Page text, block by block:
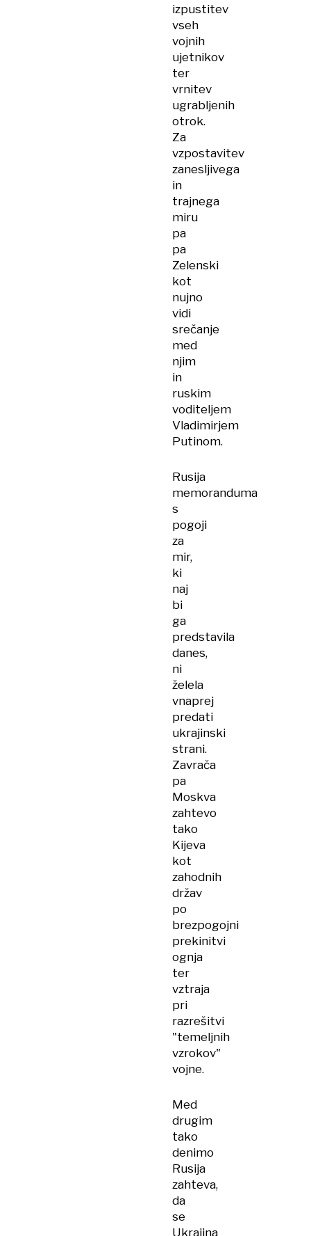
izpustitev
vseh
vojnih
ujetnikov
ter
vrnitev
ugrabljenih
otrok.
Za
vzpostavitev
zanesljivega
in
trajnega
miru
pa
pa
Zelenski
kot
nujno
vidi
srečanje
med
njim
in
ruskim
voditeljem
Vladimirjem
Putinom.
Rusija
memoranduma
s
pogoji
za
mir,
ki
naj
bi
ga
predstavila
danes,
ni
želela
vnaprej
predati
ukrajinski
strani.
Zavrača
pa
Moskva
zahtevo
tako
Kijeva
kot
zahodnih
držav
po
brezpogojni
prekinitvi
ognja
ter
vztraja
pri
razrešitvi
"temeljnih
vzrokov"
vojne.
Med
drugim
tako
denimo
Rusija
zahteva,
da
se
Ukrajina